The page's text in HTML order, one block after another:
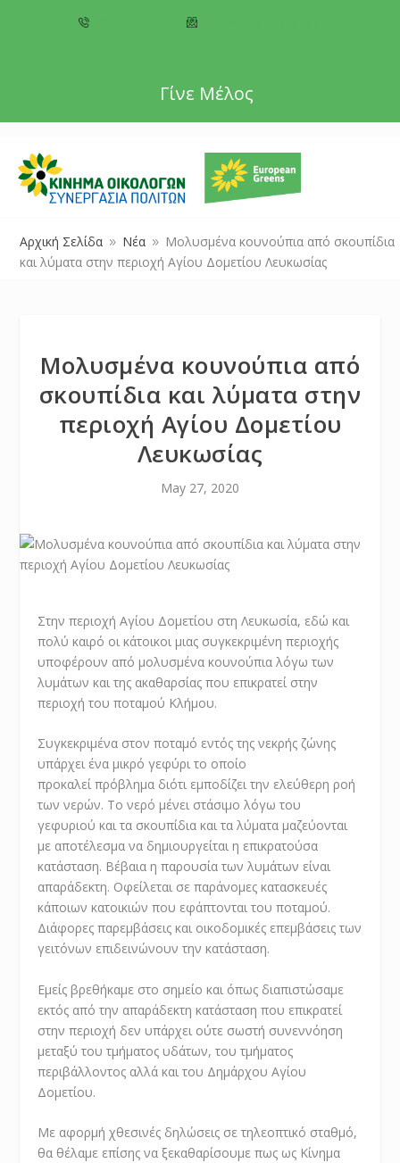
Γίνε Μέλος
Αρχική Σελίδα 9 Νέα 9
Μολυσμένα κουνούπια από σκουπίδια
και λύματα στην περιοχή Αγίου Δομετίου Λευκωσίας
Μολυσμένα κουνούπια από
σκουπίδια και λύματα στην
περιοχή Αγίου Δομετίου
Λευκωσίας
May 27, 2020
Στην περιοχή Αγίου Δομετίου στη Λευκωσία, εδώ και
πολύ καιρό οι κάτοικοι μιας συγκεκριμένη περιοχής
υποφέρουν από μολυσμένα κουνούπια λόγω των
λυμάτων και της ακαθαρσίας που επικρατεί στην
περιοχή του ποταμού Κλήμου.
Συγκεκριμένα στον ποταμό εντός της νεκρής ζώνης
υπάρχει ένα μικρό γεφύρι το οποίο
προκαλεί πρόβλημα διότι εμποδίζει την ελεύθερη ροή
των νερών. Το νερό μένει στάσιμο λόγω του
γεφυριού και τα σκουπίδια και τα λύματα μαζεύονται
με αποτέλεσμα να δημιουργείται η επικρατούσα
κατάσταση. Βέβαια η παρουσία των λυμάτων είναι
απαράδεκτη. Οφείλεται σε παράνομες κατασκευές
κάποιων κατοικιών που εφάπτονται του ποταμού.
Διάφορες παρεμβάσεις και οικοδομικές επεμβάσεις των
γειτόνων επιδεινώνουν την κατάσταση.
Εμείς βρεθήκαμε στο σημείο και όπως διαπιστώσαμε
εκτός από την απαράδεκτη κατάσταση που επικρατεί
στην περιοχή δεν υπάρχει ούτε σωστή συνεννόηση
μεταξύ του τμήματος υδάτων, του τμήματος
περιβάλλοντος αλλά και του Δημάρχου Αγίου
Δομετίου.
Με αφορμή χθεσινές δηλώσεις σε τηλεοπτικό σταθμό,
θα θέλαμε επίσης να ξεκαθαρίσουμε πως ως Κίνημα